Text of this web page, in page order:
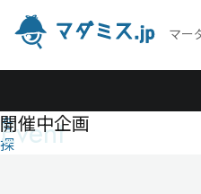
マー
を
探
Event
開催中企画